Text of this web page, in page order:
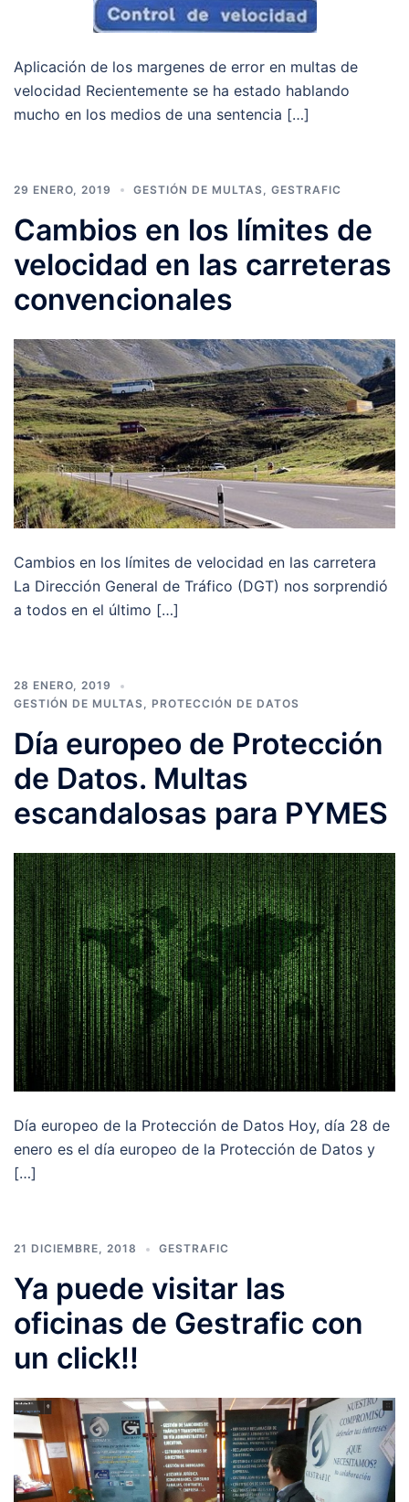
Aplicación de los margenes de error en multas de
velocidad Recientemente se ha estado hablando
mucho en los medios de una sentencia […]
29 ENERO, 2019 GESTIÓN DE MULTAS GESTRAFIC
Cambios en los límites de
velocidad en las carreteras
convencionales
Cambios en los límites de velocidad en las carretera
La Dirección General de Tráfico (DGT) nos sorprendió
a todos en el último […]
28 ENERO, 2019
GESTIÓN DE MULTAS
PROTECCIÓN DE DATOS
Día europeo de Protección
de Datos. Multas
escandalosas para PYMES
Día europeo de la Protección de Datos Hoy, día 28 de
enero es el día europeo de la Protección de Datos y
[…]
21 DICIEMBRE, 2018 GESTRAFIC
Ya puede visitar las
oficinas de Gestrafic con
un click!!